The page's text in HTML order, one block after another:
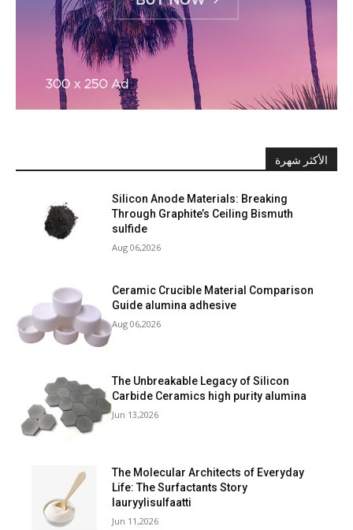
الأكثر شهرة
Silicon Anode Materials: Breaking
Through Graphite’s Ceiling Bismuth
sulfide
Aug 06,2026
Ceramic Crucible Material Comparison
Guide alumina adhesive
Aug 06,2026
The Unbreakable Legacy of Silicon
Carbide Ceramics high purity alumina
Jun 13,2026
The Molecular Architects of Everyday
Life: The Surfactants Story
lauryylisulfaatti
Jun 11,2026